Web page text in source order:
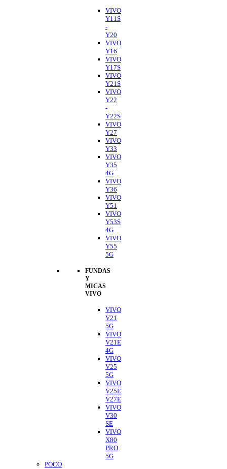
VIVO
Y11S
-
Y20
VIVO
Y16
VIVO
Y17S
VIVO
Y21S
VIVO
Y22
-
Y22S
VIVO
Y27
VIVO
Y33
VIVO
Y35
4G
VIVO
Y36
VIVO
Y51
VIVO
Y53S
4G
VIVO
Y55
5G
FUNDAS
Y
MICAS
VIVO
VIVO
V21
5G
VIVO
V21E
4G
VIVO
V25
5G
VIVO
V25E
V27E
VIVO
V30
SE
VIVO
X80
PRO
5G
POCO